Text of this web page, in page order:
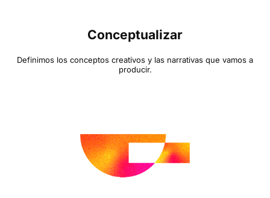
Conceptualizar
Definimos los conceptos creativos y las narrativas que vamos a
producir.